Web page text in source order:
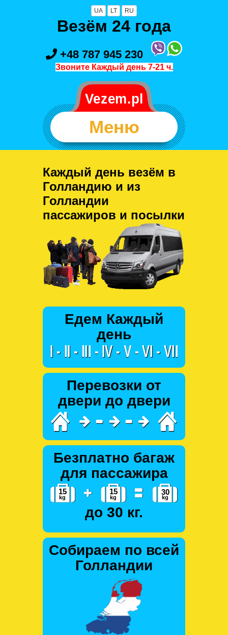
UA LT RU
Везём 24 года
+48 787 945 230
Звоните Каждый день 7-21 ч.
Меню
Каждый день везём в
Голландию и из
Голландии
пассажиров и посылки
Едем Каждый
день
Перевозки от
двери до двери
Безплатно багаж
для пассажира
до 30 кг.
Собираем по всей
Голландии